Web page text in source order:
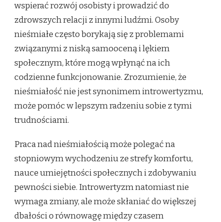
wspierać rozwój osobisty i prowadzić do
zdrowszych relacji z innymi ludźmi. Osoby
nieśmiałe często borykają się z problemami
związanymi z niską samooceną i lękiem
społecznym, które mogą wpłynąć na ich
codzienne funkcjonowanie. Zrozumienie, że
nieśmiałość nie jest synonimem introwertyzmu,
może pomóc w lepszym radzeniu sobie z tymi
trudnościami.
Praca nad nieśmiałością może polegać na
stopniowym wychodzeniu ze strefy komfortu,
nauce umiejętności społecznych i zdobywaniu
pewności siebie. Introwertyzm natomiast nie
wymaga zmiany, ale może skłaniać do większej
dbałości o równowagę między czasem